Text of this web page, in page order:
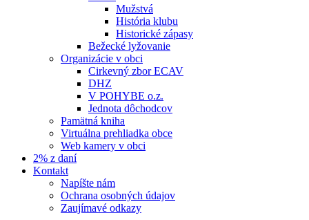
Mužstvá
História klubu
Historické zápasy
Bežecké lyžovanie
Organizácie v obci
Cirkevný zbor ECAV
DHZ
V POHYBE o.z.
Jednota dôchodcov
Pamätná kniha
Virtuálna prehliadka obce
Web kamery v obci
2% z daní
Kontakt
Napíšte nám
Ochrana osobných údajov
Zaujímavé odkazy